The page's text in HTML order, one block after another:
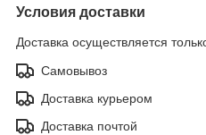
Условия доставки
Доставка осуществляется
Самовывоз
Доставка курьером
Доставка почтой